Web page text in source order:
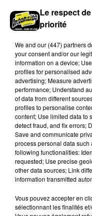
Quatre blessés
accident sur l'A10
Le choc a eu lieu
hauteur de Sainville
LE GRAND
Le respect
priorité
We and our (447) partners
your consent and/or our
information on a device;
profiles for personalised
advertising; Measure
performance; Understand
of data from different
profiles to personalise
content; Use limited data to
detect fraud, and fix errors;
Save and communicate
process personal data
following functionalities:
requested; Use precise
other data sources; Link
information transmitted
Vous pouvez accepter en
sélectionnant les finalités